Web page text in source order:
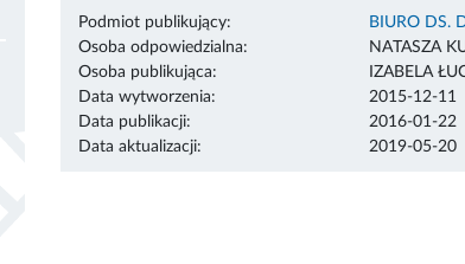
Podmiot publikujący:
BIURO DS.
Osoba odpowiedzialna:
NATASZA
Osoba publikująca:
IZABELA
Data wytworzenia:
2015-12-11
Data publikacji:
2016-01-22
Data aktualizacji:
2019-05-20